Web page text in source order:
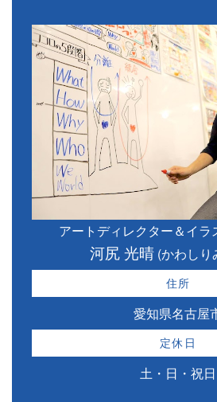
アートディレクター＆イ
河尻 光晴(かわしり
住所
愛知県名古屋
定休日
土・日・祝日